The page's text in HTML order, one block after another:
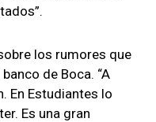
los rumores que
de Boca. “A
En Estudiantes lo
Es una gran